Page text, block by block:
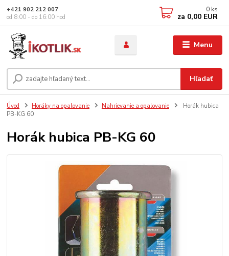
Menu
Hľadať
+421 902 212 007
od 8:00 - do 16:00 hod
0 ks
za 0,00 EUR
Úvod Horáky na opalovanie Nahrievanie a opalovanie
Horák hubica
PB-KG 60
Horák hubica PB-KG 60